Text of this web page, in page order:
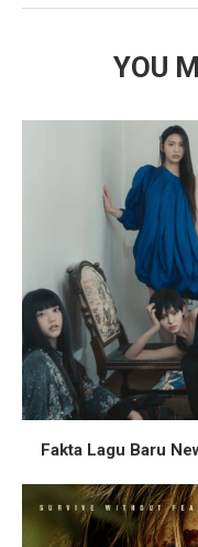
YOU
Fakta Lagu Baru